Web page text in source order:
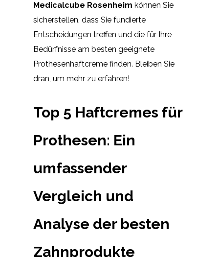
Medicalcube Rosenheim können Sie
sicherstellen, dass Sie fundierte
Entscheidungen treffen und die für Ihre
Bedürfnisse am besten geeignete
Prothesenhaftcreme finden. Bleiben Sie
dran, um mehr zu erfahren!
Top 5 Haftcremes für
Prothesen: Ein
umfassender
Vergleich und
Analyse der besten
Zahnprodukte